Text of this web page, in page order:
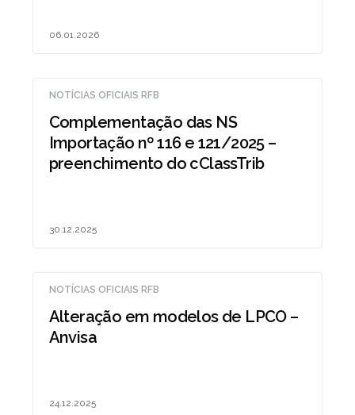
06.01.2026
NOTÍCIAS OFICIAIS RFB
Complementação das NS
Importação nº 116 e 121/2025 –
preenchimento do cClassTrib
30.12.2025
NOTÍCIAS OFICIAIS RFB
Alteração em modelos de LPCO –
Anvisa
24.12.2025